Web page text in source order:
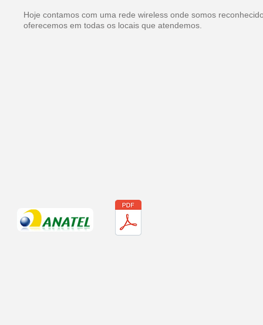
Hoje contamos com uma rede wireless onde somos
oferecemos em todas os locais que atendemos.